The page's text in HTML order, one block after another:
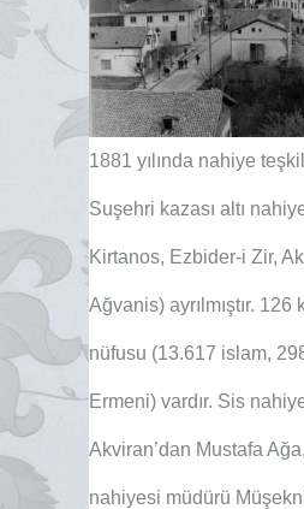
1881 yılında nahiye
Suşehri kazası altı
Kirtanos, Ezbider-i Zir,
Ağvanis) ayrılmıştır. 126
nüfusu (13.617 islam,
Ermeni) vardır. Sis
Akviran’dan Mustafa
nahiyesi müdürü